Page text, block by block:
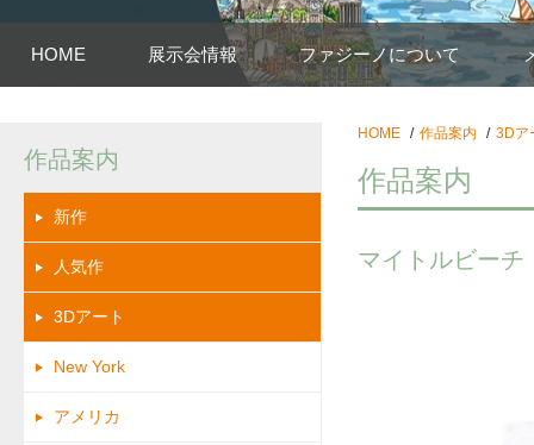
HOME 展示会情報 ファジーノについて
HOME 作品案内 3Dア
作品案内
マイトルビーチ
作品案内
新作
人気作
3Dアート
New York
アメリカ